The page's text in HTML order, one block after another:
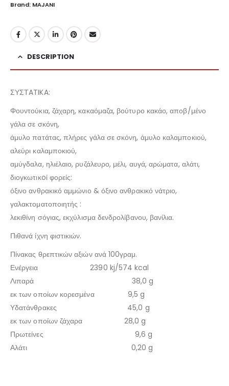
Brand: MAJANI
DESCRIPTION
ΣΥΣΤATIKA:
Φουντούκια, ζάχαρη, κακαόμαζα, βούτυρο κακάο, αποβ/μένο
γάλα σε σκόνη,
άμυλο πατάτας, πλήρες γάλα σε σκόνη, άμυλο καλαμποκιού,
αλεύρι καλαμποκιού,
αμύγδαλα, ηλιέλαιο, ρυζάλευρο, μέλι, αυγά, αρώματα, αλάτι,
διογκωτικoί φορείς:
όξινο ανθρακικό αμμώνιο & όξινο ανθρακικό νάτριο,
γαλακτοματοποιητής :
λεκιθίνη σόγιας, εκχύλισμα δενδρολίβανου, βανίλια.
Πιθανά ίχνη φιστικιών.
Πίνακας θρεπτικών αξιών ανά 100γραμ.
Ενέργεια 2390 kj/574 kcal
Λιπαρά 38,0 g
εκ των οποίων κορεσμένα 9,5 g
Υδατάνθρακες 45,0 g
εκ των οποίων ζάχαρα 28,0 g
Πρωτείνες 9,6 g
Αλάτι 0,20 g